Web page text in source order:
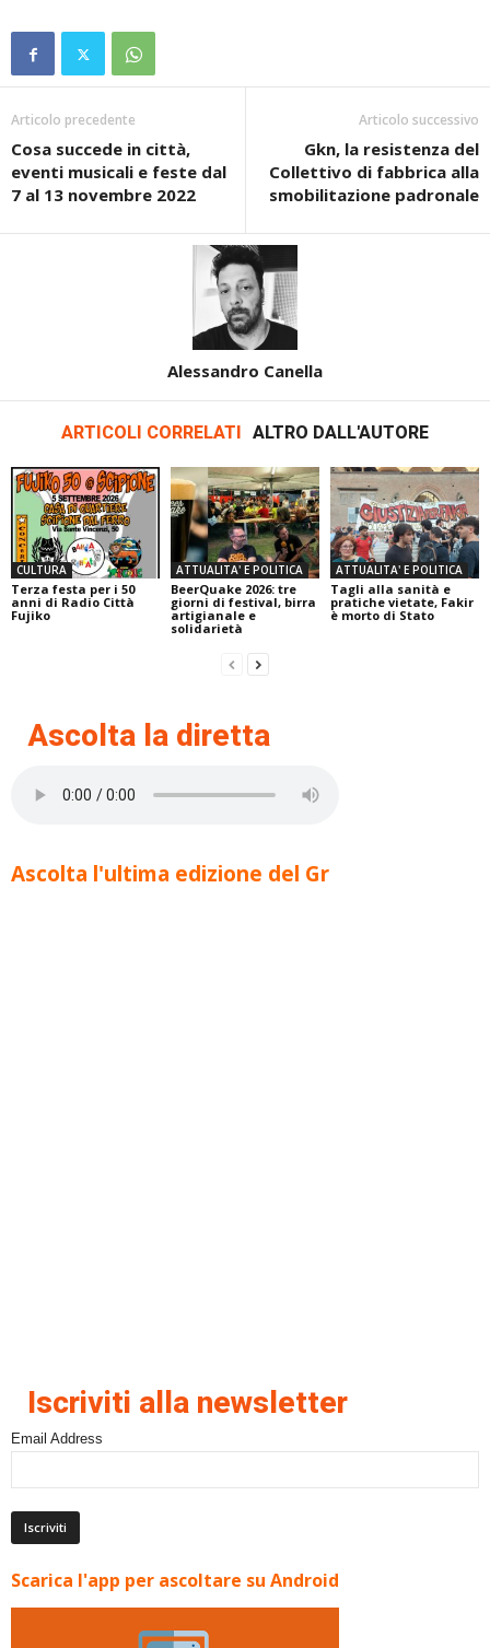
Articolo precedente
Cosa succede in città,
eventi musicali e feste dal
7 al 13 novembre 2022
Articolo successivo
Gkn, la resistenza del
Collettivo di fabbrica alla
smobilitazione padronale
Alessandro Canella
ARTICOLI CORRELATI ALTRO DALL'AUTORE
CULTURA
Terza festa per i 50
anni di Radio Città
Fujiko
ATTUALITA' E POLITICA
BeerQuake 2026: tre
giorni di festival, birra
artigianale e
solidarietà
ATTUALITA' E POLITICA
Tagli alla sanità e
pratiche vietate, Fakir
è morto di Stato
Ascolta la diretta
Ascolta l'ultima edizione del Gr
Iscriviti alla newsletter
Email Address
Scarica l'app per ascoltare su Android